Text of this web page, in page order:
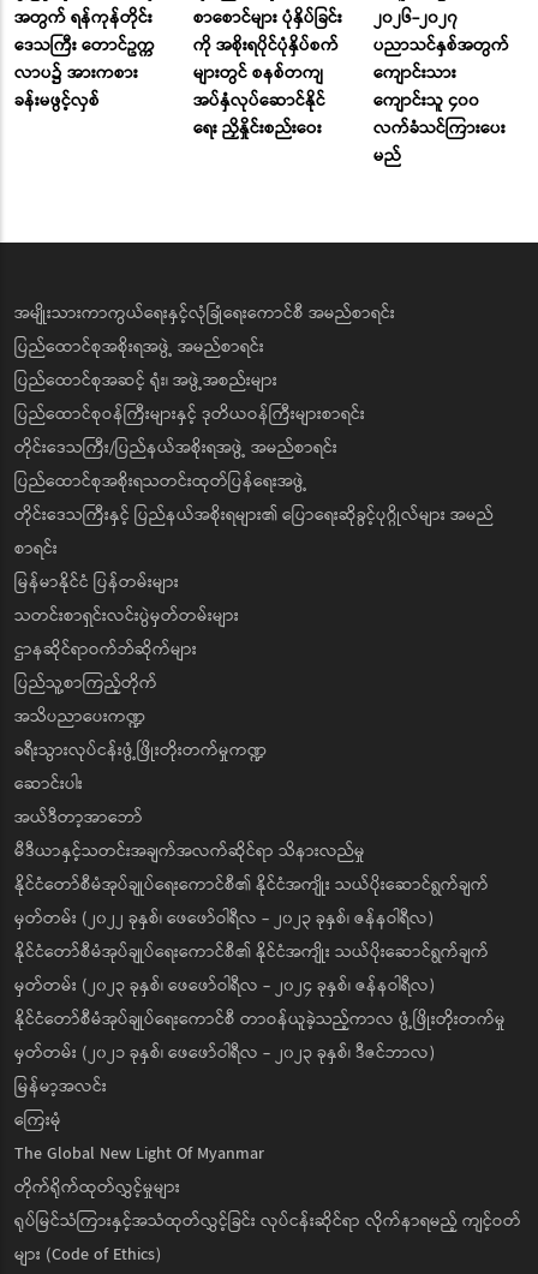
အတွက် ရန်ကုန်တိုင်း
ဒေသကြီး တောင်ဥက္က
လာပ၌ အားကစား
ခန်းမဖွင့်လှစ်
စာစောင်များ ပုံနှိပ်ခြင်း
ကို အစိုးရပိုင်ပုံနှိပ်စက်
များတွင် စနစ်တကျ
အပ်နှံလုပ်ဆောင်နိုင်
ရေး ညှိနှိုင်းစည်းဝေး
၂၀၂၆-၂၀၂၇
ပညာသင်နှစ်အတွက်
ကျောင်းသား
ကျောင်းသူ ၄၀၀
လက်ခံသင်ကြားပေး
မည်
အမျိုးသားကာကွယ်ရေးနှင့်လုံခြုံရေးကောင်စီ အမည်စာရင်း
ပြည်ထောင်စုအစိုးရအဖွဲ့ အမည်စာရင်း
ပြည်ထောင်စုအဆင့် ရုံး၊ အဖွဲ့အစည်းများ
ပြည်ထောင်စုဝန်ကြီးများနှင့် ဒုတိယဝန်ကြီးများစာရင်း
တိုင်းဒေသကြီး/ပြည်နယ်အစိုးရအဖွဲ့ အမည်စာရင်း
ပြည်ထောင်စုအစိုးရသတင်းထုတ်ပြန်ရေးအဖွဲ့
တိုင်းဒေသကြီးနှင့် ပြည်နယ်အစိုးရများ၏ ပြောရေးဆိုခွင့်ပုဂ္ဂိုလ်များ အမည်
စာရင်း
မြန်မာနိုင်ငံ ပြန်တမ်းများ
သတင်းစာရှင်းလင်းပွဲမှတ်တမ်းများ
ဌာနဆိုင်ရာဝက်ဘ်ဆိုက်များ
ပြည်သူ့စာကြည့်တိုက်
အသိပညာပေးကဏ္ဍ
ခရီးသွားလုပ်ငန်းဖွံ့ဖြိုးတိုးတက်မှုကဏ္ဍ
ဆောင်းပါး
အယ်ဒီတာ့အာဘော်
မီဒီယာနှင့်သတင်းအချက်အလက်ဆိုင်ရာ သိနားလည်မှု
နိုင်ငံတော်စီမံအုပ်ချုပ်ရေးကောင်စီ၏ နိုင်ငံအကျိုး သယ်ပိုးဆောင်ရွက်ချက်
မှတ်တမ်း (၂၀၂၂ ခုနှစ်၊ ဖေဖော်ဝါရီလ - ၂၀၂၃ ခုနှစ်၊ ဇန်နဝါရီလ)
နိုင်ငံတော်စီမံအုပ်ချုပ်ရေးကောင်စီ၏ နိုင်ငံအကျိုး သယ်ပိုးဆောင်ရွက်ချက်
မှတ်တမ်း (၂၀၂၃ ခုနှစ်၊ ဖေဖော်ဝါရီလ - ၂၀၂၄ ခုနှစ်၊ ဇန်နဝါရီလ)
နိုင်ငံတော်စီမံအုပ်ချုပ်ရေးကောင်စီ တာဝန်ယူခဲ့သည့်ကာလ ဖွံ့ဖြိုးတိုးတက်မှု
မှတ်တမ်း (၂၀၂၁ ခုနှစ်၊ ဖေဖော်ဝါရီလ - ၂၀၂၃ ခုနှစ်၊ ဒီဇင်ဘာလ)
မြန်မာ့အလင်း
ကြေးမုံ
The Global New Light Of Myanmar
တိုက်ရိုက်ထုတ်လွှင့်မှုများ
ရုပ်မြင်သံကြားနှင့်အသံထုတ်လွှင့်ခြင်း လုပ်ငန်းဆိုင်ရာ လိုက်နာရမည့် ကျင့်ဝတ်
များ (Code of Ethics)